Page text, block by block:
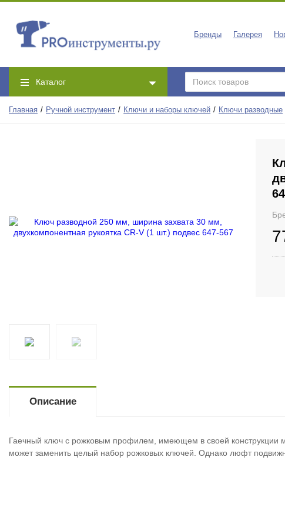
Бренды Галерея
Каталог
Главная Ручной инструмент Ключи и наборы ключей Ключи разводные
Описание
Гаечный ключ с рожковым профилем, имеющем в своей конструкции
может заменить целый набор рожковых ключей. Однако люфт